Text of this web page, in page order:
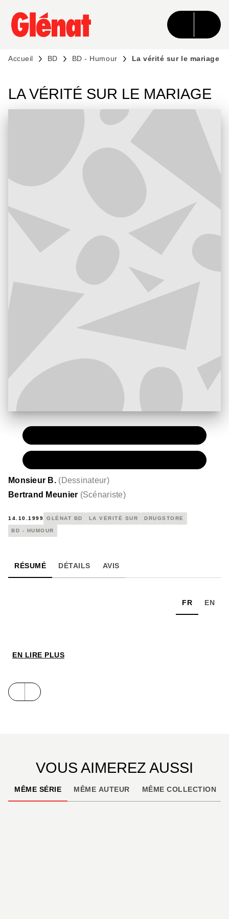
MENU RECHERCHE CONTENU
PIED DE PAGE
Accueil BD BD - Humour La vérité sur le mariage
LA VÉRITÉ SUR LE MARIAGE
Monsieur B. (Dessinateur)
Bertrand Meunier (Scénariste)
14.10.1999 GLÉNAT BD LA VÉRITÉ SUR DRUGSTORE
BD - HUMOUR
RÉSUMÉ DÉTAILS AVIS
FR EN
EN LIRE PLUS
VOUS AIMEREZ AUSSI
MÊME SÉRIE MÊME AUTEUR MÊME COLLECTION